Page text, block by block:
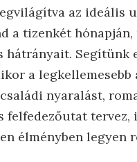
az ideális
a tizenkét hónapján,
hátrányait. Segítünk
a legkellemesebb
nyaralást,
tervez,
élményben legyen